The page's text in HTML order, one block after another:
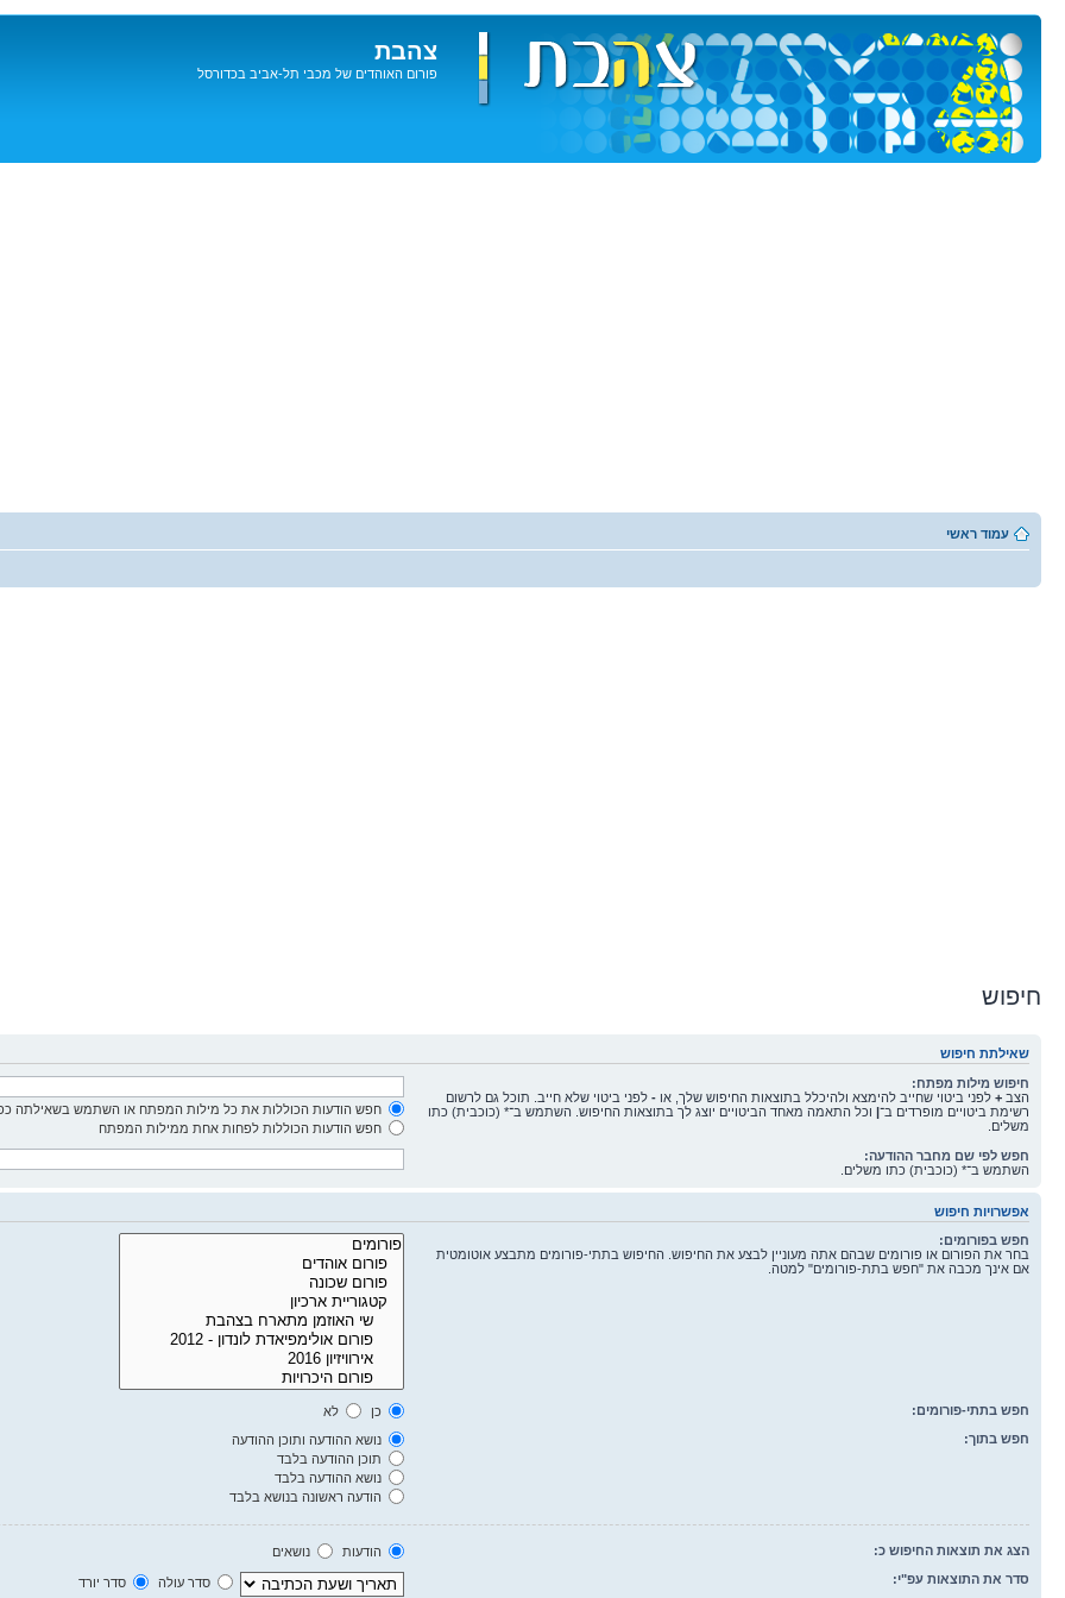
צהבת
פורום האוהדים של מכבי תל-אביב בכדורסל
עמוד ראשי
חיפוש
שאילתת חיפוש
חיפוש מילות מפתח:
הצב + לפני ביטוי שחייב להימצא ולהיכלל בתוצאות החיפוש שלך, או - לפני ביטוי שלא חייב. תוכל גם לרשום
רשימת ביטויים מופרדים ב־| וכל התאמה מאחד הביטויים יוצג לך בתוצאות החיפוש. השתמש ב־* (כוכבית) כתו
משלים.
חפש הודעות הכוללות את כל מילות המפתח או השתמש בשאילתה
חפש הודעות הכוללות לפחות אחת ממילות המפתח
חפש לפי שם מחבר ההודעה:
השתמש ב־* (כוכבית) כתו משלים.
אפשרויות חיפוש
חפש בפורומים:
בחר את הפורום או פורומים שבהם אתה מעוניין לבצע את החיפוש. החיפוש בתתי-פורומים מתבצע אוטומטית
אם אינך מכבה את "חפש בתת-פורומים" למטה.
חפש בתתי-פורומים: כן
לא
חפש בתוך:
נושא ההודעה ותוכן ההודעה
תוכן ההודעה בלבד
נושא ההודעה בלבד
הודעה ראשונה בנושא בלבד
הצג את תוצאות החיפוש כ: הודעות
נושאים
סדר את התוצאות עפ"י:
סדר עולה סדר יורד